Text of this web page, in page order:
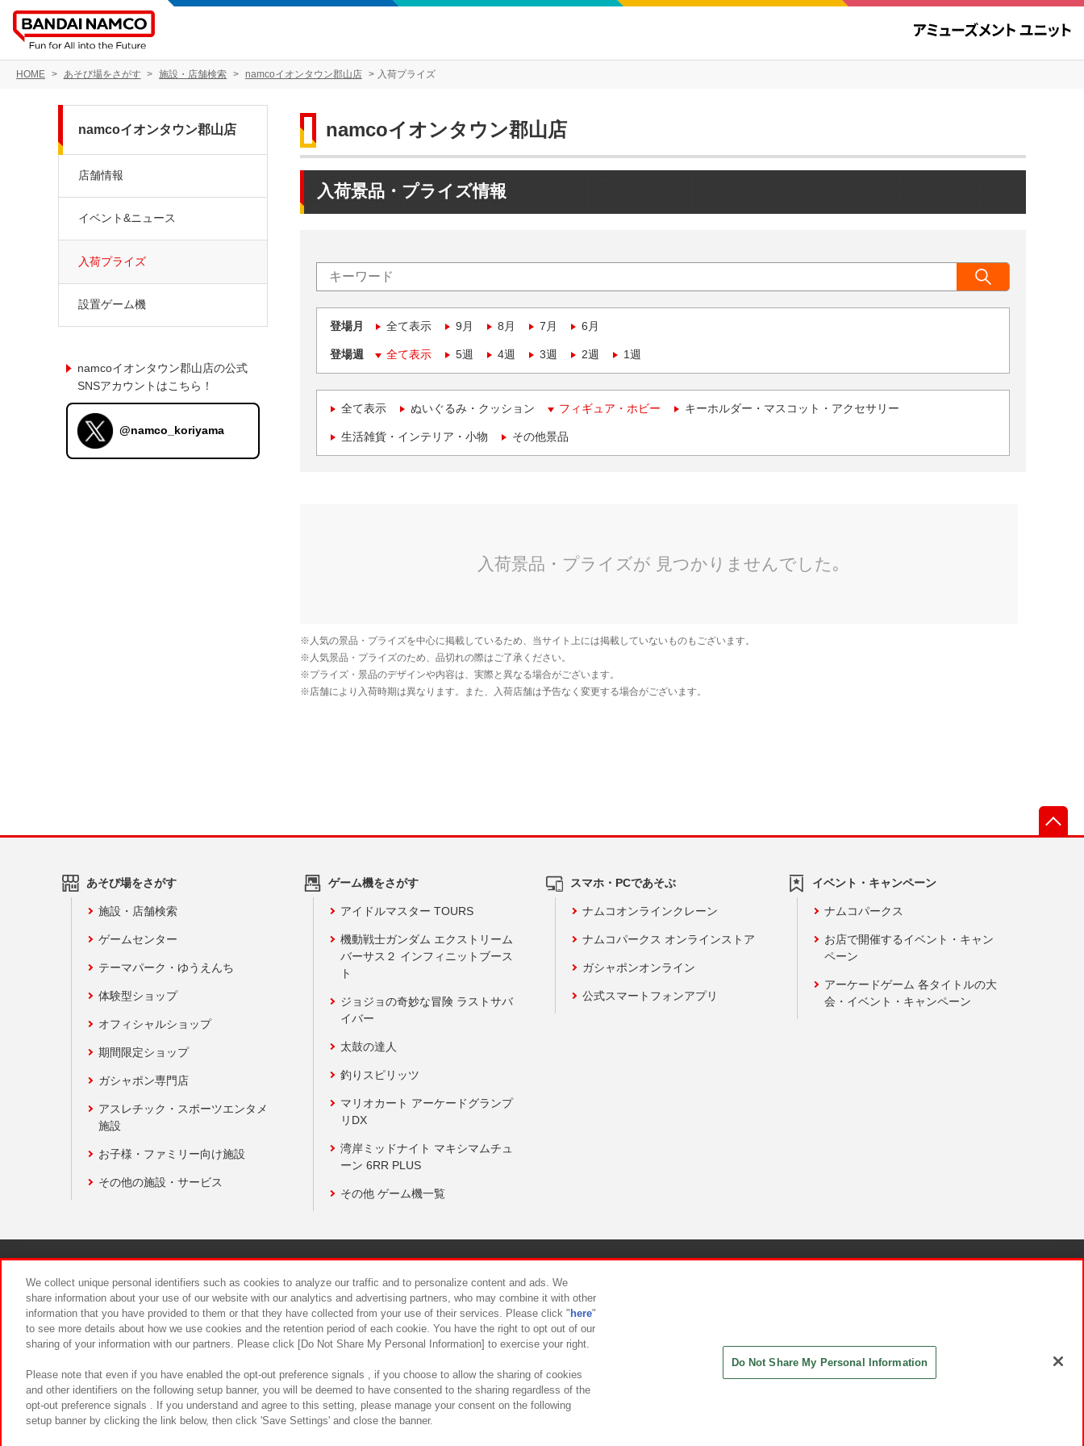
HOME あそび場をさがす 施設・店舗検索 namcoイオンタウン郡山店 入荷プライズ
namcoイオンタウン郡山店
入荷景品・プライズ情報
登場月 全て表示 9月 8月 7月 6月
登場週 全て表示 5週 4週 3週 2週 1週
全て表示 ぬいぐるみ・クッション フィギュア・ホビー キーホルダー・マスコット・アクセサリー
生活雑貨・インテリア・小物 その他景品
namcoイオンタウン郡山店
店舗情報
イベント&ニュース
入荷プライズ
設置ゲーム機
namcoイオンタウン郡山店の公式
SNSアカウントはこちら！
@namco_koriyama
あそび場をさがす
施設・店舗検索
ゲームセンター
テーマパーク・ゆうえんち
体験型ショップ
オフィシャルショップ
期間限定ショップ
ガシャポン専門店
アスレチック・スポーツエンタメ
施設
お子様・ファミリー向け施設
その他の施設・サービス
ゲーム機をさがす
アイドルマスター TOURS
機動戦士ガンダム エクストリーム
バーサス２ インフィニットブース
ト
ジョジョの奇妙な冒険 ラストサバ
イバー
太鼓の達人
釣りスピリッツ
マリオカート アーケードグランプ
リDX
湾岸ミッドナイト マキシマムチュ
ーン 6RR PLUS
その他 ゲーム機一覧
スマホ・PCであそぶ
ナムコオンラインクレーン
ナムコパークス オンラインストア
ガシャポンオンライン
公式スマートフォンアプリ
イベント・キャンペーン
ナムコパークス
お店で開催するイベント・キャン
ペーン
アーケードゲーム 各タイトルの大
会・イベント・キャンペーン
食品のご提供について カスタマーハラスメント対応方針
We collect unique personal identifiers such as cookies to analyze our traffic and to personalize content and ads. We
share information about your use of our website with our analytics and advertising partners, who may combine it with other
information that you have provided to them or that they have collected from your use of their services. Please click " here"
to see more details about how we use cookies and the retention period of each cookie. You have the right to opt out of our
sharing of your information with our partners. Please click [Do Not Share My Personal Information] to exercise your right.
Please note that even if you have enabled the opt-out preference signals , if you choose to allow the sharing of cookies
and other identifiers on the following setup banner, you will be deemed to have consented to the sharing regardless of the
opt-out preference signals . If you understand and agree to this setting, please manage your consent on the following
setup banner by clicking the link below, then click 'Save Settings' and close the banner.
Do Not Share My Personal Information